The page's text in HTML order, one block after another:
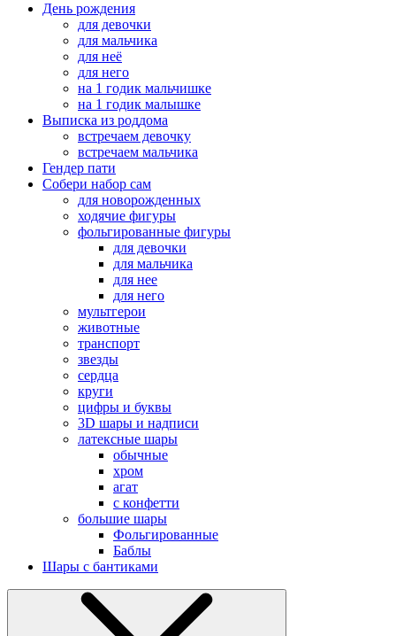
День рождения
для девочки
для мальчика
для неё
для него
на 1 годик мальчишке
на 1 годик малышке
Выписка из роддома
встречаем девочку
встречаем мальчика
Гендер пати
Собери набор сам
для новорожденных
ходячие фигуры
фольгированные фигуры
для девочки
для мальчика
для нее
для него
мультгерои
животные
транспорт
звезды
сердца
круги
цифры и буквы
3D шары и надписи
латексные шары
обычные
хром
агат
с конфетти
большие шары
Фольгированные
Баблы
Шары с бантиками